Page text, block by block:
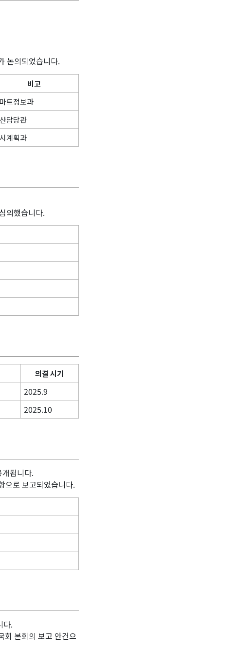
논의되었습니다.
비고
트정보과
담당관
계획과
의했습니다.
의결 시기
2025.9
2025.10
됩니다.
으로 보고되었습니다.
다.
회 본회의 보고 안건으